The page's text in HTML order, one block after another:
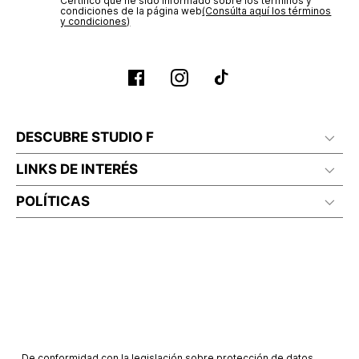
condiciones de la página web‎(Consúlta aquí los términos
y condiciones)
DESCUBRE STUDIO F
LINKS DE INTERÉS
POLÍTICAS